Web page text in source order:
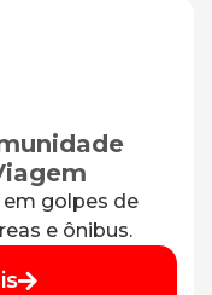
golpes de
e ônibus.